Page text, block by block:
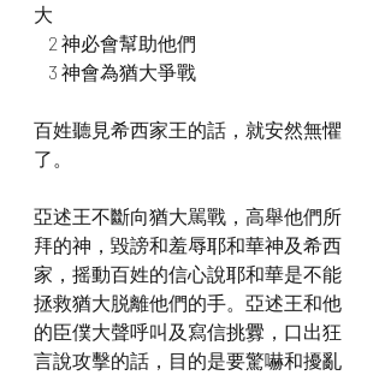
大
    2 神必會幫助他們
    3 神會為猶大爭戰
百姓聽見希西家王的話，就安然無懼
了。
亞述王不斷向猶大駡戰，高舉他們所
拜的神，毀謗和羞辱耶和華神及希西
家，摇動百姓的信心說耶和華是不能
拯救猶大脱離他們的手。亞述王和他
的臣僕大聲呼叫及寫信挑釁，口出狂
言說攻擊的話，目的是要驚嚇和擾亂